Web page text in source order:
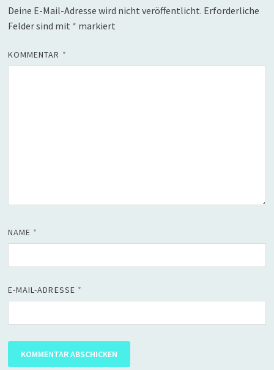
Deine E-Mail-Adresse wird nicht veröffentlicht. Erforderliche
Felder sind mit * markiert
KOMMENTAR *
NAME *
E-MAIL-ADRESSE *